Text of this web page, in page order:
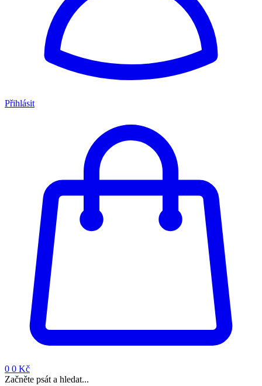
Přihlásit
0 0 Kč
Začněte psát a hledat...